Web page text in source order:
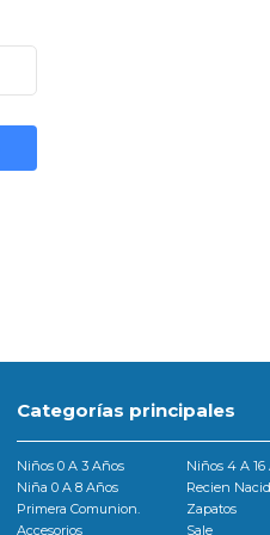
Categorías principales
Niños 0 A 3 Años
Niños 4 A 16
Niña 0 A 8 Años
Recien
Primera Comunion.
Zapatos
Accesorios
Sale